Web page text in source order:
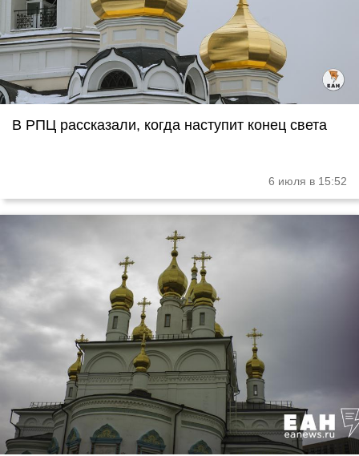
В РПЦ рассказали, когда наступит конец света
6 июля в 15:52